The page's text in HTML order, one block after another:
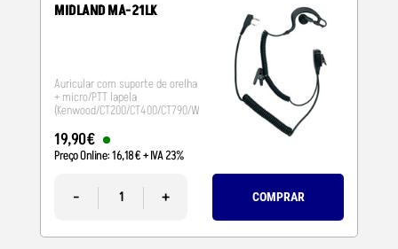
MIDLAND MA-21LK
Auricular com suporte de orelha
+ micro/PTT lapela
(Kenwood/CT200/CT400/CT790/Wouxun)
19,90€
Preço Online:16,18€+ IVA 23%
- + COMPRAR